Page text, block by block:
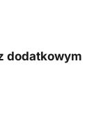
dodatkowym